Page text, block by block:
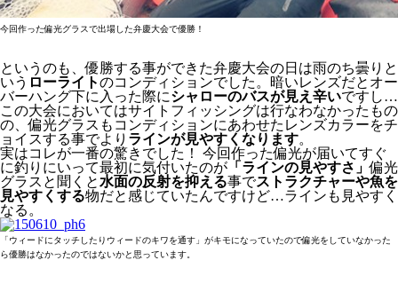
今回作った偏光グラスで出場した弁慶大会で優勝！
というのも、優勝する事ができた弁慶大会の日は雨のち曇りと
いう ローライトのコンディションでした。暗いレンズだとオー
バーハング下に入った際にシャローのバスが見え辛いですし…
この大会においてはサイトフィッシングは行なわなかったもの
の、偏光グラスもコンディションにあわせたレンズカラーをチ
ョイスする事でより ラインが見やすくなります。
実はコレが一番の驚きでした！ 今回作った偏光が届いてすぐ
に釣りにいって最初に気付いたのが 「ラインの見やすさ」偏光
グラスと聞くと 水面の反射を抑える事でストラクチャーや魚を
見やすくする物だと感じていたんですけど…ラインも見やすく
なる。
「ウィードにタッチしたりウィードのキワを通す」がキモになっていたので偏光をしていなかった
ら優勝はなかったのではないかと思っています。